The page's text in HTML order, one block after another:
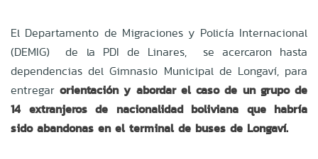
El Departamento de Migraciones y Policía Internacional
(DEMIG) de la PDI de Linares, se acercaron hasta
dependencias del Gimnasio Municipal de Longaví, para
entregar orientación y abordar el caso de un grupo de
14 extranjeros de nacionalidad boliviana que habría
sido abandonas en el terminal de buses de Longaví.